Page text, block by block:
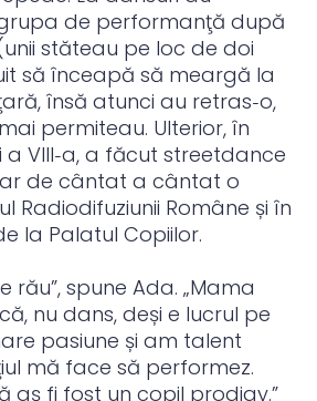
de performanţă după
stăteau pe loc de doi
să înceapă să meargă la
însă atunci au retras‑o,
permiteau. Ulterior, în
a VIII‑a, a făcut streetdance
de cântat a cântat o
Radiodifuziunii Române și în
la Palatul Copiilor.
rău”, spune Ada. „Mama
nu dans, deși e lucrul pe
pasiune și am talent
mă face să performez.
aș fi fost un copil prodigy.”